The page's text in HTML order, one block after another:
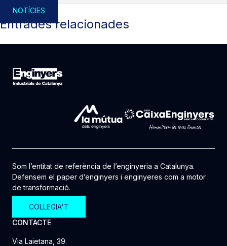
NOTÍCIES
Entrades relacionades
Som l’entitat de referència de l’enginyeria a Catalunya.
Defensem el paper d’enginyers i enginyeres com a motor
de transformació.
COL·LEGIA'T
CONTACTE
Via Laietana, 39.